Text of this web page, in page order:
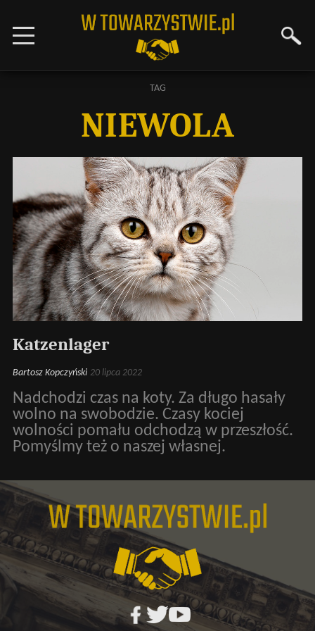
TAG
NIEWOLA
Katzenlager
Bartosz Kopczyński 20 lipca 2022
Nadchodzi czas na koty. Za długo hasały
wolno na swobodzie. Czasy kociej
wolności pomału odchodzą w przeszłość.
Pomyślmy też o naszej własnej.